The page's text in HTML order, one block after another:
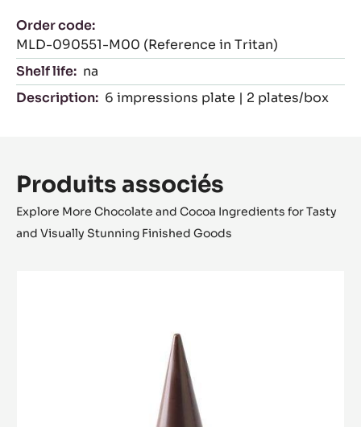
Order code:
MLD-090551-M00 (Reference in Tritan)
Shelf life: na
Description: 6 impressions plate | 2 plates/box
Produits associés
Explore More Chocolate and Cocoa Ingredients for Tasty
and Visually Stunning Finished Goods